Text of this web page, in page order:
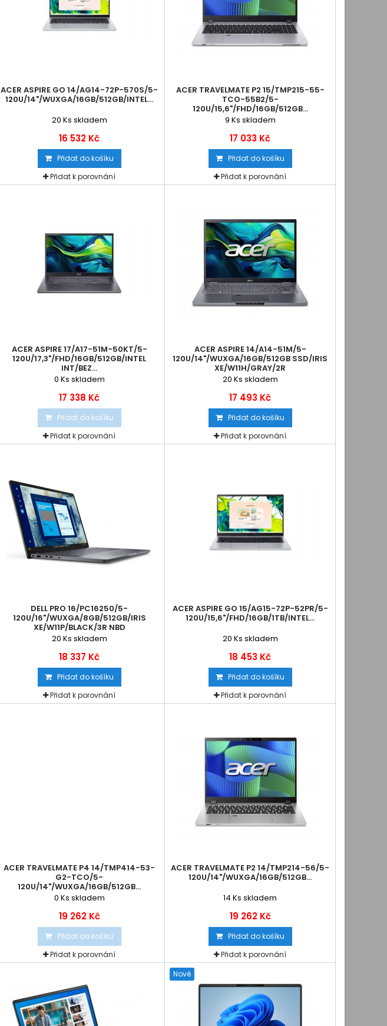
ACER ASPIRE GO 14/AG14-72P-570S/5-
120U/14"/WUXGA/16GB/512GB/INTEL...
20 Ks skladem
16 532 Kč
Přidat do košíku
Přidat k porovnání
ACER TRAVELMATE P2 15/TMP215-55-
TCO-55B2/5-
120U/15,6"/FHD/16GB/512GB...
9 Ks skladem
17 033 Kč
Přidat do košíku
Přidat k porovnání
ACER ASPIRE 17/A17-51M-50KT/5-
120U/17,3"/FHD/16GB/512GB/INTEL
INT/BEZ...
0 Ks skladem
17 338 Kč
Přidat do košíku
Přidat k porovnání
ACER ASPIRE 14/A14-51M/5-
120U/14"/WUXGA/16GB/512GB SSD/IRIS
XE/W11H/GRAY/2R
20 Ks skladem
17 493 Kč
Přidat do košíku
Přidat k porovnání
DELL PRO 16/PC16250/5-
120U/16"/WUXGA/8GB/512GB/IRIS
XE/W11P/BLACK/3R NBD
20 Ks skladem
18 337 Kč
Přidat do košíku
Přidat k porovnání
ACER ASPIRE GO 15/AG15-72P-52PR/5-
120U/15,6"/FHD/16GB/1TB/INTEL...
20 Ks skladem
18 453 Kč
Přidat do košíku
Přidat k porovnání
ACER TRAVELMATE P4 14/TMP414-53-
G2-TCO/5-
120U/14"/WUXGA/16GB/512GB...
0 Ks skladem
19 262 Kč
Přidat do košíku
Přidat k porovnání
ACER TRAVELMATE P2 14/TMP214-56/5-
120U/14"/WUXGA/16GB/512GB...
14 Ks skladem
19 262 Kč
Přidat do košíku
Přidat k porovnání
Nové